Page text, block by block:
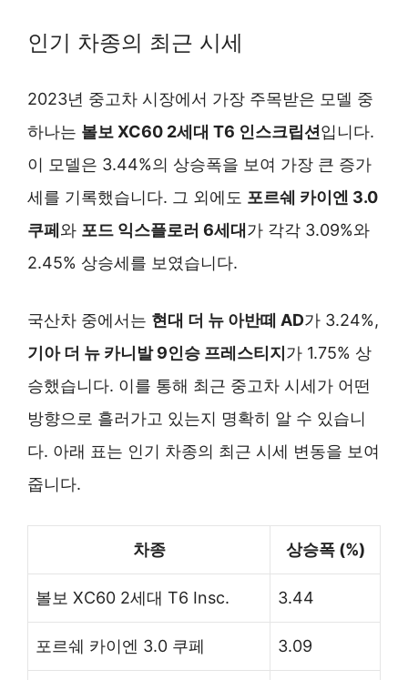
인기 차종의 최근 시세
2023년 중고차 시장에서 가장 주목받은 모델 중
하나는 볼보 XC60 2세대 T6 인스크립션 입니다.
이 모델은 3.44%의 상승폭을 보여 가장 큰 증가
세를 기록했습니다. 그 외에도 포르쉐 카이엔 3.0
쿠페 와 포드 익스플로러 6세대 가 각각 3.09%와
2.45% 상승세를 보였습니다.
국산차 중에서는 현대 더 뉴 아반떼 AD가 3.24%,
기아 더 뉴 카니발 9인승 프레스티지 가 1.75% 상
승했습니다. 이를 통해 최근 중고차 시세가 어떤
방향으로 흘러가고 있는지 명확히 알 수 있습니
다. 아래 표는 인기 차종의 최근 시세 변동을 보여
줍니다.
차종 상승폭 (%)
볼보 XC60 2세대 T6 Insc. 3.44
포르쉐 카이엔 3.0 쿠페 3.09